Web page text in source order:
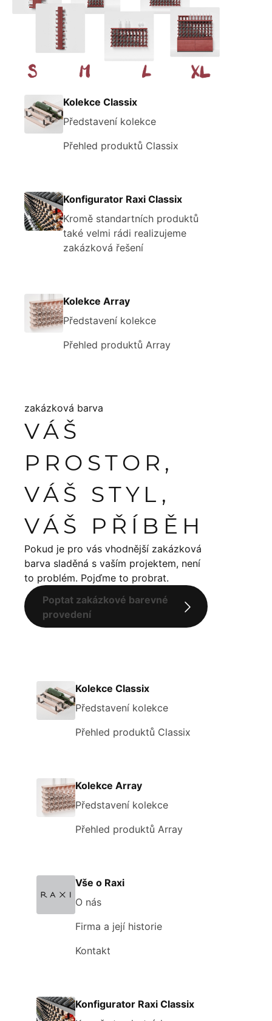
Kolekce Classix
Představení kolekce
Přehled produktů Classix
Konfigurator Raxi Classix
Kromě standartních produktů
také velmi rádi realizujeme
zakázková řešení
Kolekce Array
Představení kolekce
Přehled produktů Array
zakázková barva
VÁŠ
PROSTOR,
VÁŠ STYL,
VÁŠ PŘÍBĚH
Pokud je pro vás vhodnější zakázková
barva sladěná s vaším projektem, není
to problém. Pojďme to probrat.
Poptat zakázkové barevné
provedení
Kolekce Classix
Představení kolekce
Přehled produktů Classix
Kolekce Array
Představení kolekce
Přehled produktů Array
Vše o Raxi
O nás
Firma a její historie
Kontakt
Konfigurator Raxi Classix